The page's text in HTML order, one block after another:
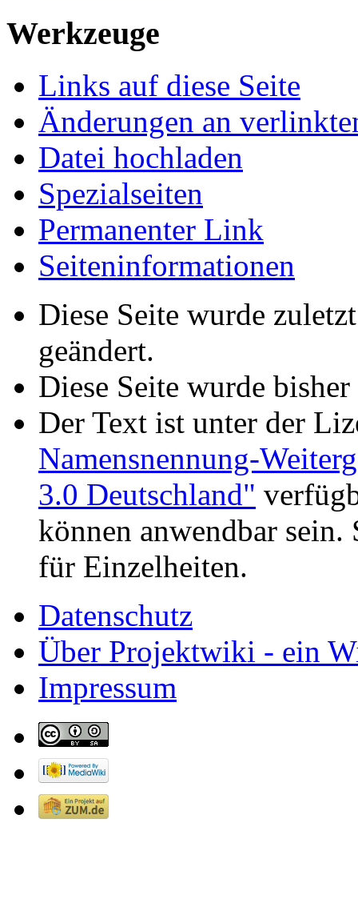
Werkzeuge
Links auf diese Seite
Änderungen an
Datei hochladen
Spezialseiten
Permanenter Link
Seiteninformationen
Diese Seite wurde
geändert.
Diese Seite wurde
Der Text ist unter der
Namensnennung-
3.0 Deutschland"
können anwendbar
für Einzelheiten.
Datenschutz
Über Projektwiki - ein
Impressum